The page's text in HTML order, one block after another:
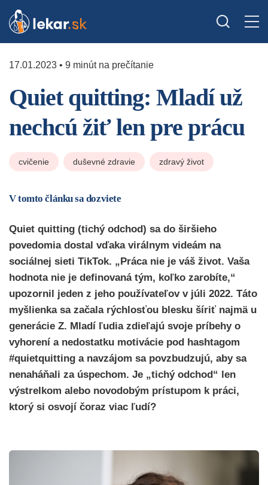
17.01.2023 • 9 minút na prečítanie
Quiet quitting: Mladí už
nechcú žiť len pre prácu
cvičenie duševné zdravie zdravý život
V tomto článku sa dozviete
Quiet quitting (tichý odchod) sa do širšieho
povedomia dostal vďaka virálnym videám na
sociálnej sieti TikTok. „Práca nie je váš život. Vaša
hodnota nie je definovaná tým, koľko zarobíte,“
upozornil jeden z jeho používateľov v júli 2022. Táto
myšlienka sa začala rýchlosťou blesku šíriť najmä u
generácie Z. Mladí ľudia zdieľajú svoje príbehy o
vyhorení a nedostatku motivácie pod hashtagom
#quietquitting a navzájom sa povzbudzujú, aby sa
nenaháňali za úspechom. Je „tichý odchod“ len
výstrelkom alebo novodobým prístupom k práci,
ktorý si osvojí čoraz viac ľudí?